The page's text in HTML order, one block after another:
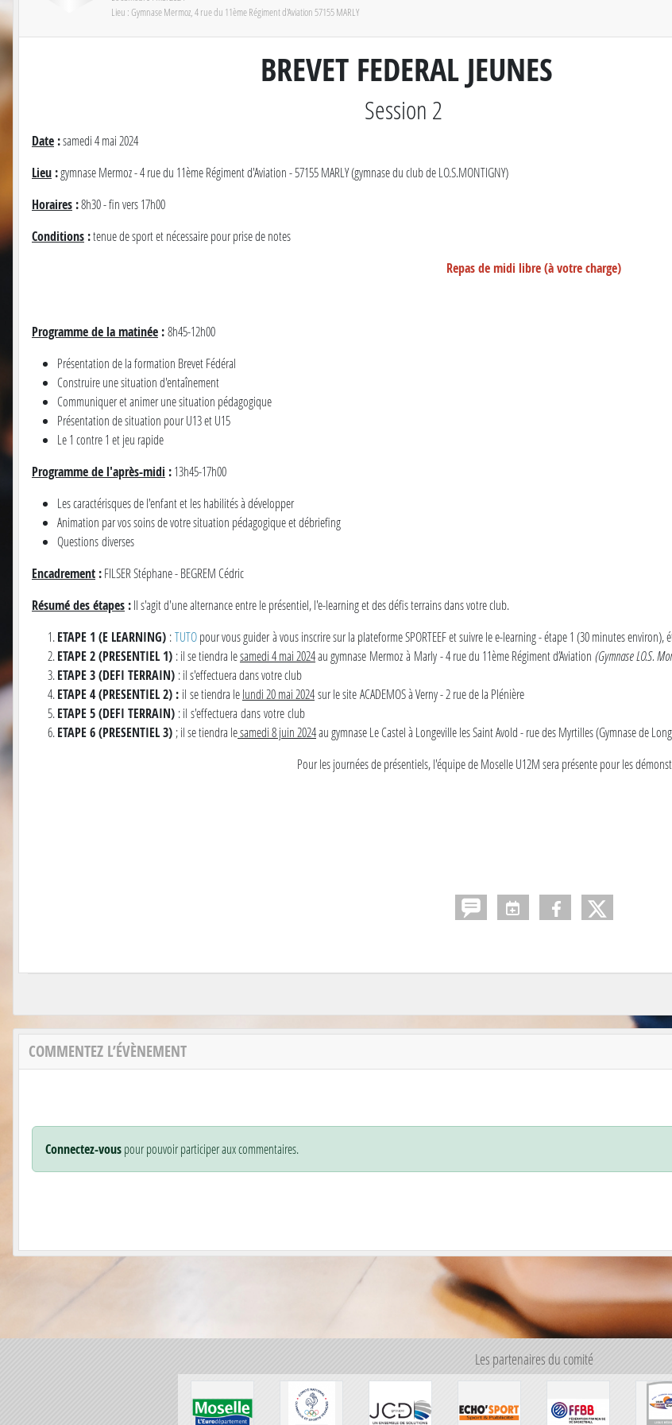
Lieu :Gymnase Mermoz, 4 rue du 11ème Régiment d'Aviation57155MARLY
BREVET FEDERAL JEUNES
Session 2
Date :samedi 4 mai 2024
Lieu :gymnase Mermoz - 4 rue du 11ème Régiment d'Aviation - 57155 MARLY (gymnase du club de LO.S.MONTIGNY)
Horaires :8h30 - fin vers 17h00
Conditions :tenue de sport et nécessaire pour prise de notes
Repas de midi libre (à votre charge)
Programme de la matinée :8h45-12h00
Présentation de la formation Brevet Fédéral
Construire une situation d'entaînement
Communiquer et animer une situation pédagogique
Présentation de situation pour U13 et U15
Le 1 contre 1 et jeu rapide
Programme de l'après-midi :13h45-17h00
Les caractérisques de l'enfant et les habilités à développer
Animation par vos soins de votre situation pédagogique et débriefing
Questions diverses
Encadrement :FILSER Stéphane - BEGREM Cédric
Résumé des étapes :Il s'agit d'une alternance entre le présentiel, l'e-learning et des défis terrains dans votre club.
ETAPE 1 (E LEARNING) :TUTOpour vous guider à vous inscrire sur la plateforme SPORTEEF et suivre le e-learning - étape 1 (30 minutes environ),
ETAPE 2 (PRESENTIEL 1) : il se tiendra lesamedi 4 mai 2024au gymnase Mermoz à Marly - 4 rue du 11ème Régiment d’Aviation (Gymnase LO.S.
ETAPE 3 (DEFI TERRAIN) : il s'effectuera dans votre club
ETAPE 4 (PRESENTIEL 2) : il se tiendra lelundi 20 mai 2024sur le site ACADEMOS à Verny - 2 rue de la Plénière
ETAPE 5 (DEFI TERRAIN) : il s'effectuera dans votre club
ETAPE 6 (PRESENTIEL 3) ; il se tiendra lesamedi 8 juin 2024au gymnase Le Castel à Longeville les Saint Avold - rue des Myrtilles (Gymnase de
Pour les journées de présentiels, l'équipe de Moselle U12M sera présente pour les
COMMENTEZ L’ÉVÈNEMENT
Connectez-vouspour pouvoir participer aux commentaires.
Les partenaires du comité